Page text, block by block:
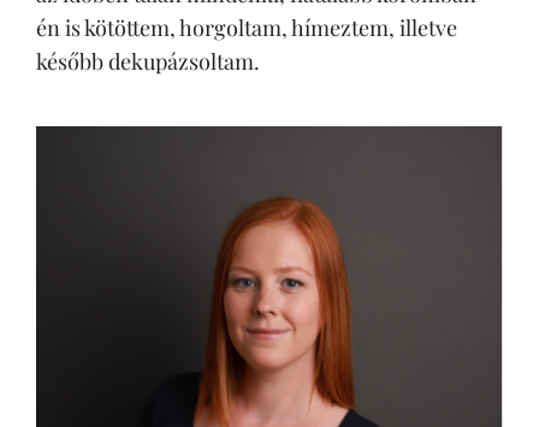
én is kötöttem, horgoltam, hímeztem, illetve
később dekupázsoltam.